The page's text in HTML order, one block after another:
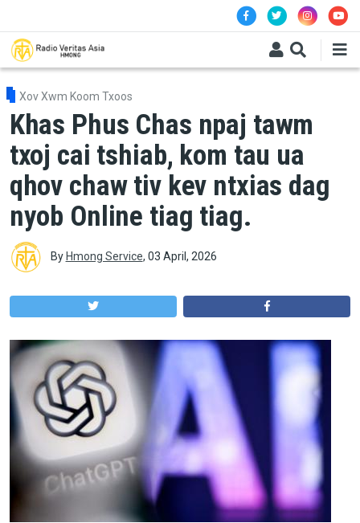
Xov Xwm Koom Txoos
Khas Phus Chas npaj tawm
txoj cai tshiab, kom tau ua
qhov chaw tiv kev ntxias dag
nyob Online tiag tiag.
By Hmong Service, 03 April, 2026